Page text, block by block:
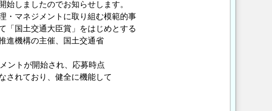
しましたのでお知らせします。
・マネジメントに取り組む模範的事
「国土交通大臣賞」をはじめとする
進機構の主催、国土交通省
ントが開始され、応募時点
されており、健全に機能して